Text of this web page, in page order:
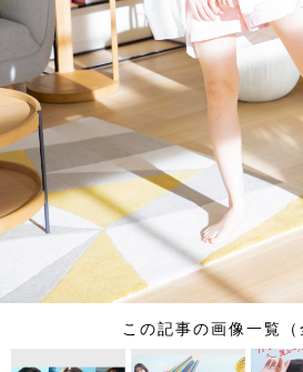
この記事の画像一覧（